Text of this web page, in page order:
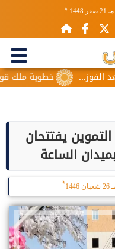
21 صفر 1448 هـ
خطوبة ملك قورة ويوسف
يفتتحان
الساعة
26 شعبان 1446
هـ